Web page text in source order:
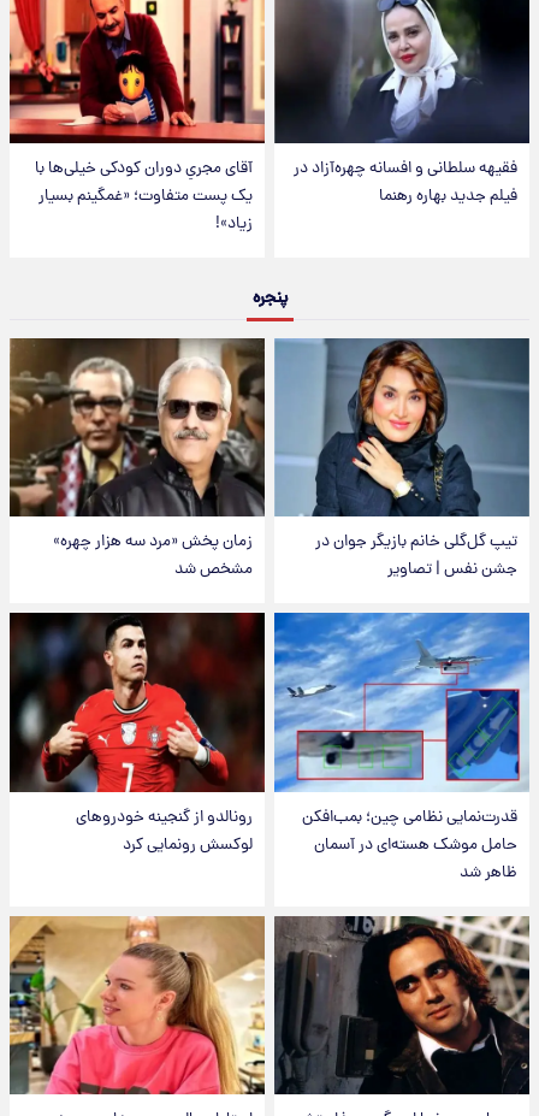
فقیهه سلطانی و افسانه چهره‌آزاد در
فیلم جدید بهاره رهنما
آقای مجریِ دوران کودکی خیلی‌ها با
یک پست متفاوت؛ «غمگینم بسیار
زیاد»!
پنجره
تیپ گل‌گلی خانم بازیگر جوان در
جشن نفس | تصاویر
زمان پخش «مرد سه هزار چهره»
مشخص شد
قدرت‌نمایی نظامی چین؛ بمب‌افکن
حامل موشک هسته‌ای در آسمان
ظاهر شد
رونالدو از گنجینه خودروهای
لوکسش رونمایی کرد